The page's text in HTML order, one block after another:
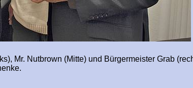
Mr. Nutbrown (Mitte) und Bürgermeister Grab